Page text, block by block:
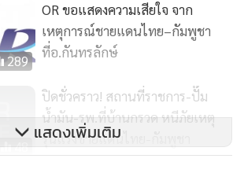
อนประชาชนในพื้นที่ ได้รับความเสียหาย
ยในหมู่บ้าน ได้รับความเสียหาย
บบาดเจ็บหรือเสียชีวิตจากเหตุการณ์ดังกล่าว
อพยพไปยังศูนย์พักพิงซึ่งจัดตั้งโดยฝ่าย
นก่อนหน้านี้แล้ว
289
OR ขอแสดงความเสียใจ จาก
เหตุการณ์ชายแดนไทย–กัมพูชา
ที่อ.กันทรลักษ์
48
ปิดชั่วคราว! สถานที่ราชการ-ปั๊ม
น้ำมัน-รพ.ที่บ้านกรวด หนีภัยเหตุ
รุนแรงชายแดนไทย-กัมพูชา
แสดงเพิ่มเติม